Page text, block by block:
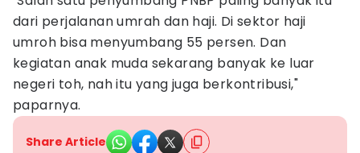
dari perjalanan umrah dan haji. Di sektor haji
umroh bisa menyumbang 55 persen. Dan
kegiatan anak muda sekarang banyak ke luar
negeri toh, nah itu yang juga berkontribusi,"
paparnya.
Share Article